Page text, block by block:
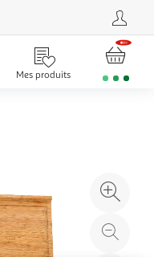
Mes produits